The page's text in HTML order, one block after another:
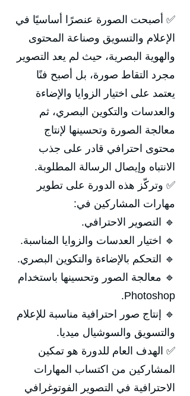
✅ أصبحت الصورة عنصرًا أساسيًا في
الإعلام والتسويق وصناعة المحتوى
والهوية البصرية، حيث لم يعد التصوير
مجرد التقاط صورة، بل أصبح فنًا
يعتمد على اختيار الزوايا والإضاءة
والعدسات والتكوين البصري، ثم
معالجة الصورة وتحسينها لإنتاج
محتوى احترافي قادر على جذب
الانتباه وإيصال الرسالة المطلوبة.
✅ وتركّز هذه الدورة على تطوير
مهارات المشاركين في:
🔹 التصوير الاحترافي.
🔹 اختيار العدسات والزوايا المناسبة.
🔹 التحكم بالإضاءة والتكوين البصري.
🔹 معالجة الصور وتحسينها باستخدام
Photoshop.
🔹 إنتاج صور احترافية مناسبة للإعلام
والتسويق والسوشيال ميديا.
✅ الهدف العام للدورة هو تمكين
المشاركين من اكتساب المهارات
الاحترافية في التصوير الفوتوغرافي